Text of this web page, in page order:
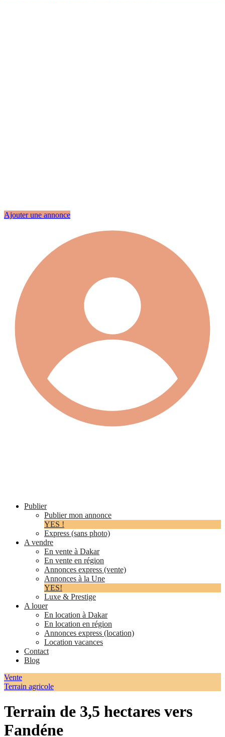
Ajouter une annonce
Publier
Publier mon annonce
YES !
Express (sans photo)
A vendre
En vente à Dakar
En vente en région
Annonces express (vente)
Annonces à la Une
YES!
Luxe & Prestige
A louer
En location à Dakar
En location en région
Annonces express (location)
Location vacances
Contact
Blog
Vente
Terrain agricole
Terrain de 3,5 hectares vers
Fandéne